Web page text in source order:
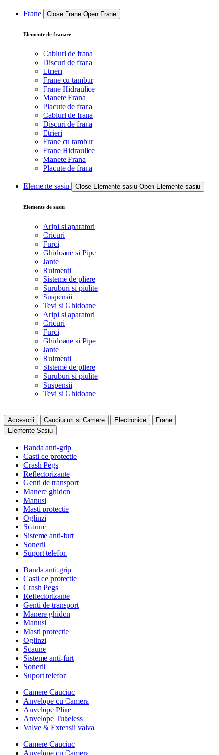
Frane Close Frane Open Frane
Elemente de franare
Cabluri de frana
Discuri de frana
Etrieri
Frane cu tambur
Frane Hidraulice
Manete Frana
Placute de frana
Cabluri de frana
Discuri de frana
Etrieri
Frane cu tambur
Frane Hidraulice
Manete Frana
Placute de frana
Elemente sasiu Close Elemente sasiu Open Elemente sasiu
Elemente de sasiu
Aripi si aparatori
Cricuri
Furci
Ghidoane si Pipe
Jante
Rulmenti
Sisteme de pliere
Suruburi si piulite
Suspensii
Tevi si Ghidoane
Aripi si aparatori
Cricuri
Furci
Ghidoane si Pipe
Jante
Rulmenti
Sisteme de pliere
Suruburi si piulite
Suspensii
Tevi si Ghidoane
Accesorii Cauciucuri si Camere Electronice
Frane
Elemente Sasiu
Banda anti-grip
Casti de protectie
Crash Pegs
Reflectorizante
Genti de transport
Manere ghidon
Manusi
Masti protectie
Oglinzi
Scaune
Sisteme anti-furt
Sonerii
Suport telefon
Banda anti-grip
Casti de protectie
Crash Pegs
Reflectorizante
Genti de transport
Manere ghidon
Manusi
Masti protectie
Oglinzi
Scaune
Sisteme anti-furt
Sonerii
Suport telefon
Camere Cauciuc
Anvelope cu Camera
Anvelope Pline
Anvelope Tubeless
Valve & Extensii valva
Camere Cauciuc
Anvelope cu Camera